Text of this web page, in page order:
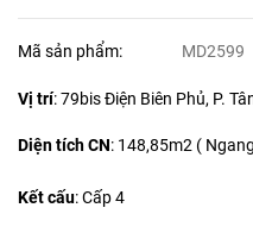
Mã sản phẩm: MD2599
Vị trí: 79bis Điện Biên Phủ, P.
Diện tích CN: 148,85m2 (
Kết cấu: Cấp 4